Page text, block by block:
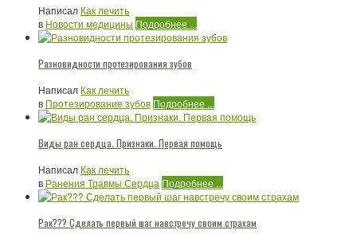
Написал Как лечить
в Новости медицины Подробнее ...
Разновидности протезирования зубов
Написал Как лечить
в Протезирование зубов Подробнее ...
Виды ран сердца. Признаки. Первая помощь
Написал Как лечить
в Ранения Травмы Сердца Подробнее ...
Рак??? Сделать первый шаг навстречу своим страхам